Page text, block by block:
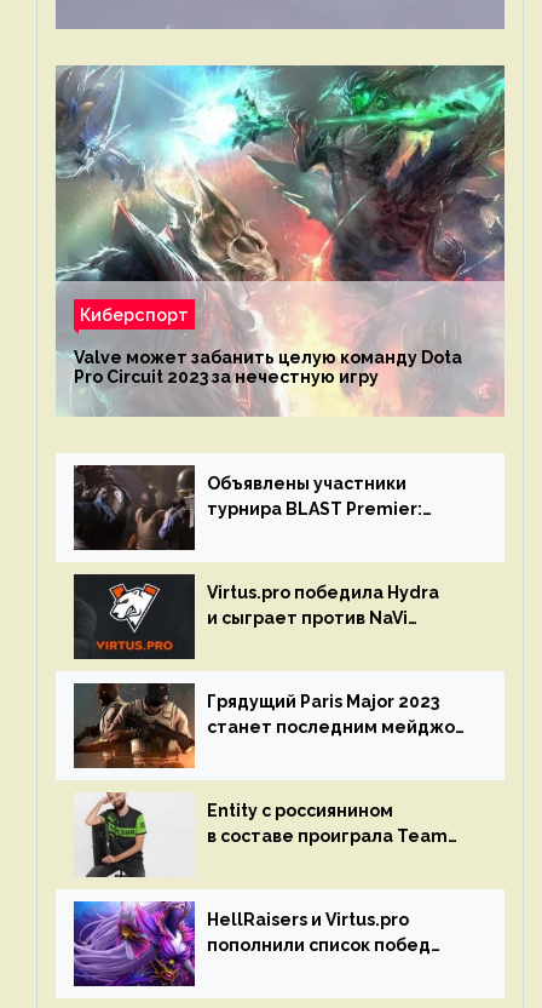
Киберспорт
Valve может забанить целую команду Dota
Pro Circuit 2023 за нечестную игру
Объявлены участники
турнира BLAST Premier:
Virtus.pro победила Hydra
и сыграет против NaVi
Грядущий Paris Major 2023
станет последним мейджор-
Entity с россиянином
в составе проиграла Team
HellRaisers и Virtus.pro
пополнили список побед